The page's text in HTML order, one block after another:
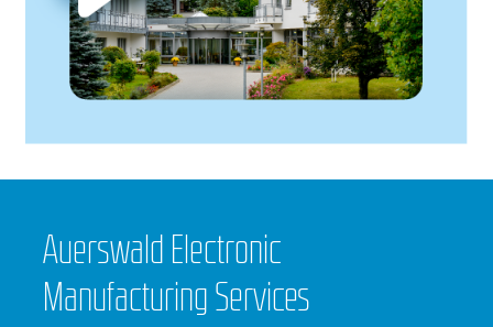
Auerswald Electronic
Manufacturing Services